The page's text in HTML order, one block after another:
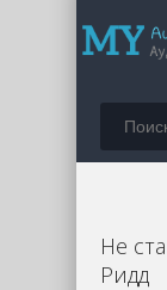
Не
Ридд